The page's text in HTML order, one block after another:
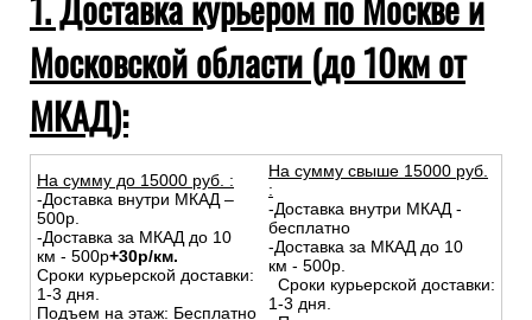
Московской области (до 10км от
МКАД):
На сумму до 15000 руб. :
-Доставка внутри МКАД –
500р.
-Доставка за МКАД до 10
км - 500р+30р/км.
Сроки курьерской доставки:
1-3 дня.
Подъем на этаж: Бесплатно
На сумму свыше 15000 руб.
:
-Доставка внутри МКАД -
бесплатно
-Доставка за МКАД до 10
км - 500р.
Сроки курьерской доставки:
1-3 дня.